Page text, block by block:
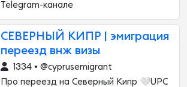
Telegram-канале
СЕВЕРНЫЙ КИПР | эмиграция
переезд внж визы
1334 • @cyprusemigrant
Про переезд на Северный Кипр 🤍UPC